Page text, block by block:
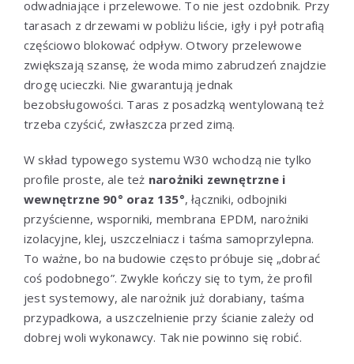
odwadniające i przelewowe. To nie jest ozdobnik. Przy
tarasach z drzewami w pobliżu liście, igły i pył potrafią
częściowo blokować odpływ. Otwory przelewowe
zwiększają szansę, że woda mimo zabrudzeń znajdzie
drogę ucieczki. Nie gwarantują jednak
bezobsługowości. Taras z posadzką wentylowaną też
trzeba czyścić, zwłaszcza przed zimą.
W skład typowego systemu W30 wchodzą nie tylko
profile proste, ale też narożniki zewnętrzne i
wewnętrzne 90° oraz 135°, łączniki, odbojniki
przyścienne, wsporniki, membrana EPDM, narożniki
izolacyjne, klej, uszczelniacz i taśma samoprzylepna.
To ważne, bo na budowie często próbuje się „dobrać
coś podobnego”. Zwykle kończy się to tym, że profil
jest systemowy, ale narożnik już dorabiany, taśma
przypadkowa, a uszczelnienie przy ścianie zależy od
dobrej woli wykonawcy. Tak nie powinno się robić.